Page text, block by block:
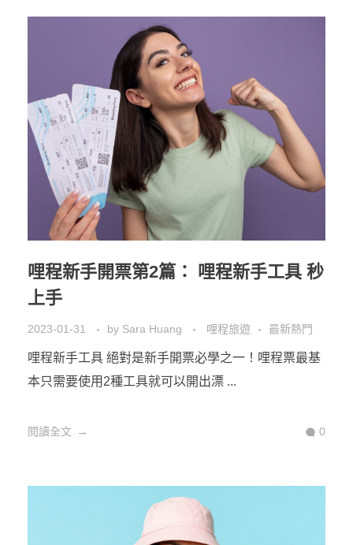
哩程新手開票第2篇： 哩程新手工具 秒
上手
2023-01-31 by Sara Huang 哩程旅遊 最新熱門
哩程新手工具 絕對是新手開票必學之一！哩程票最基
本只需要使用2種工具就可以開出漂 ...
閱讀全文 0